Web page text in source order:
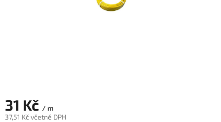
31 Kč / m
37,51 Kč včetně DPH